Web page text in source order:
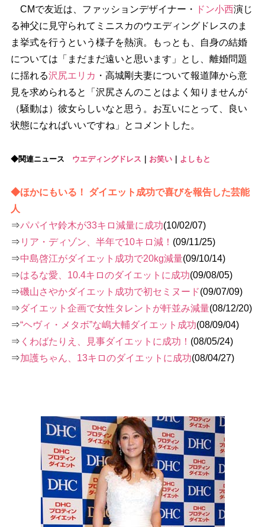
CMで友近は、ファッションデザイナー・ ドン小西演じ
る神父に見守られてミニスカのウエディングドレスのま
ま挙式を行うという様子を熱演。もっとも、自身の結婚
については「まだまだ遠いと思います」とし、離婚問題
に揺れる沢尻エリカ ・高城剛夫妻について報道陣から意
見を求められると「沢尻さんのことはよく知りませんが
（騒動は）彼女らしいなと思う。お互いにとって、良い
状態になればいいですね」とコメントした。
◆関連ニュース ウエディングドレス お笑い｜ よしもと
◆ほかにもいる！ ダイエット成功で喜びを報告した芸能
人
⇒パパイヤ鈴木が33キロ減量に成功(10/02/07)
⇒ リア・ディゾン、半年で10キロ減！ (09/11/25)
⇒中島啓江がダイエット成功で20kg減量(09/10/14)
⇒はるな愛、10.4キロのダイエットに成功(09/08/05)
⇒磯山さやかダイエット成功で初セミヌード(09/07/09)
⇒ダイエット企画で女性タレントが軒並み減量(08/12/20)
⇒“ヘヴィ・メタボ”な嶋大輔ダイエット成功(08/09/04)
⇒ くわばたりえ、見事ダイエットに成功！ (08/05/24)
⇒加護ちゃん、13キロのダイエットに成功(08/04/27)